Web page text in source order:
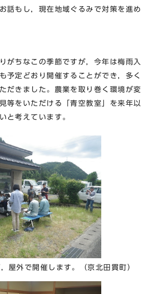
話もし，現在地域ぐるみで対策を進め
がちなこの季節ですが，今年は梅雨入
予定どおり開催することができ，多く
だきました。農業を取り巻く環境が変
等をいただける「青空教室」を来年以
と考えています。
屋外で開催します。（京北田貫町）